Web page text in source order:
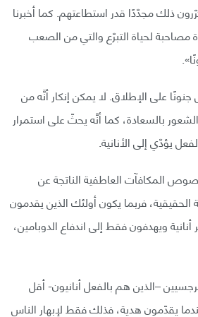
ذلك مجدّدًا قدر استطاعتهم. كما أخبرنا
مصاحبة لحياة التبرّع والتي من الصعب
على الإطلاق. لا يمكن إنكار أنَّه من
بالسعادة، كما أنَّه يحثّ على استمرار
يؤدّي إلى الأنانية.
المكافآت العاطفية الناتجة عن
فربما يكون أولئك الذين يقدمون
أنانية ويهدفون فقط إلى اندفاع الدوبامين،
–الذين هم بالفعل أنانيون- أقل
يقدّمون هدية، فذلك فقط لإبهار الناس